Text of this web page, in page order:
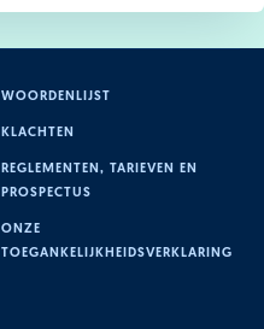
WOORDENLIJST
KLACHTEN
REGLEMENTEN, TARIEVEN EN
PROSPECTUS
ONZE
TOEGANKELIJKHEIDSVERKLARING